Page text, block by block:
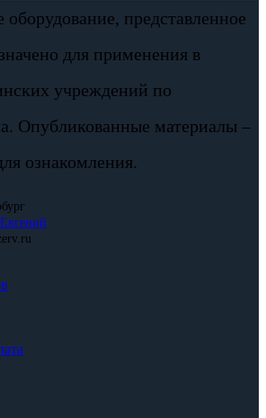
представленное
для применения в
учреждений по
Опубликованные материалы –
ознакомления.